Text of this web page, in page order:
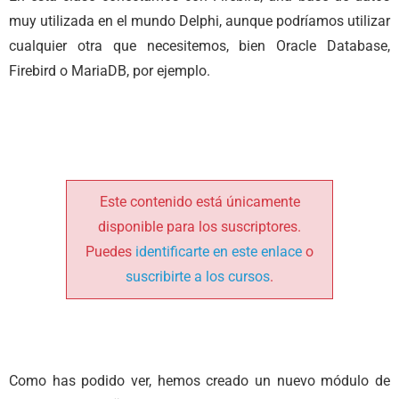
muy utilizada en el mundo Delphi, aunque podríamos utilizar
cualquier otra que necesitemos, bien Oracle Database,
Firebird o MariaDB, por ejemplo.
Este contenido está únicamente
disponible para los suscriptores.
Puedes identificarte en este enlace o
suscribirte a los cursos.
Como has podido ver, hemos creado un nuevo módulo de